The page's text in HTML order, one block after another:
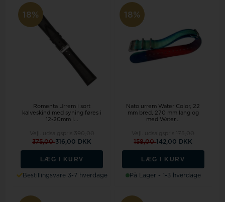
18%
Romenta Urrem i sort
kalveskind med syning føres i
12-20mm i...
375,00316,00 DKK
LÆG I KURV
Bestillingsvare 3-7 hverdage
18%
Nato urrem Water Color, 22
mm bred, 270 mm lang og
med Water...
158,00142,00 DKK
LÆG I KURV
På Lager - 1-3 hverdage